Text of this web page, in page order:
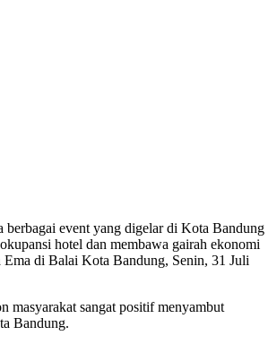
berbagai event yang digelar di Kota Bandung
hotel dan membawa gairah ekonomi
Ema di Balai Kota Bandung, Senin, 31 Juli
masyarakat sangat positif menyambut
Bandung.